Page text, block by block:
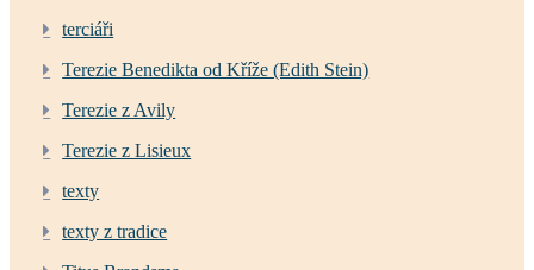
terciáři
Terezie Benedikta od Kříže (Edith Stein)
Terezie z Avily
Terezie z Lisieux
texty
texty z tradice